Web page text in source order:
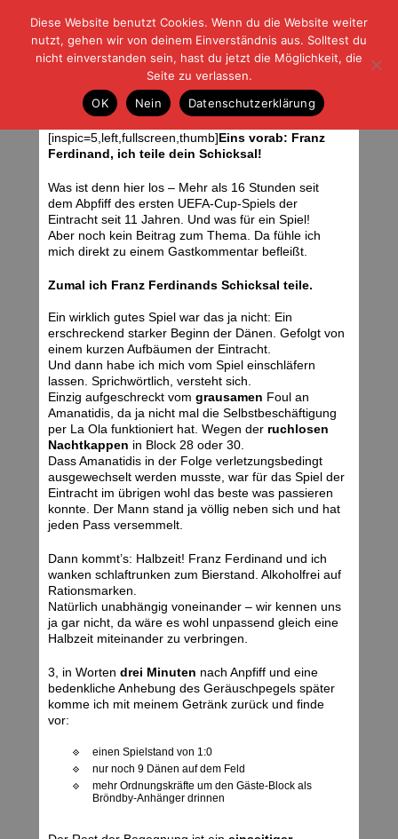
| | |BLOG-GFußball und der Rest
HOME|REGELN|IMPRESSUM |DATENSCHUTZ
Durchwachsenes Spiel, tolles Ergebnis
Freitag, 15.09.06 | 17:17 Uhr
[inspic=5,left,fullscreen,thumb]Eins vorab: Franz
Ferdinand, ich teile dein Schicksal!
Was ist denn hier los – Mehr als 16 Stunden seit
dem Abpfiff des ersten UEFA-Cup-Spiels der
Eintracht seit 11 Jahren. Und was für ein Spiel!
Aber noch kein Beitrag zum Thema. Da fühle ich
mich direkt zu einem Gastkommentar befleißt.
Zumal ich Franz Ferdinands Schicksal teile.
Ein wirklich gutes Spiel war das ja nicht: Ein
erschreckend starker Beginn der Dänen. Gefolgt von
einem kurzen Aufbäumen der Eintracht.
Und dann habe ich mich vom Spiel einschläfern
lassen. Sprichwörtlich, versteht sich.
Einzig aufgeschreckt vom grausamen Foul an
Amanatidis, da ja nicht mal die Selbstbeschäftigung
per La Ola funktioniert hat. Wegen der ruchlosen
Nachtkappen in Block 28 oder 30.
Dass Amanatidis in der Folge verletzungsbedingt
ausgewechselt werden musste, war für das Spiel der
Eintracht im übrigen wohl das beste was passieren
konnte. Der Mann stand ja völlig neben sich und hat
jeden Pass versemmelt.
Dann kommt’s: Halbzeit! Franz Ferdinand und ich
wanken schlaftrunken zum Bierstand. Alkoholfrei auf
Rationsmarken.
Natürlich unabhängig voneinander – wir kennen uns
ja gar nicht, da wäre es wohl unpassend gleich eine
Halbzeit miteinander zu verbringen.
3, in Worten drei Minuten nach Anpfiff und eine
bedenkliche Anhebung des Geräuschpegels später
komme ich mit meinem Getränk zurück und finde
vor:
einen Spielstand von 1:0
nur noch 9 Dänen auf dem Feld
mehr Ordnungskräfte um den Gäste-Block als
Bröndby-Anhänger drinnen
Diese Website benutzt Cookies. Wenn du die Website weiter
nutzt, gehen wir von deinem Einverständnis aus. Solltest du
nicht einverstanden sein, hast du jetzt die Möglichkeit, die
Seite zu verlassen.
OK
Nein Datenschutzerklärung